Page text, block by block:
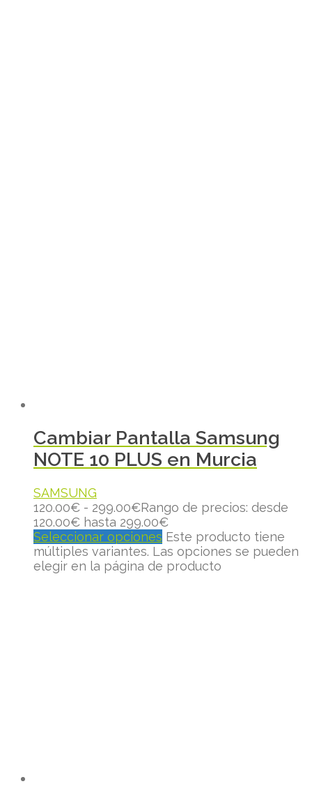
Cambiar Pantalla Samsung
NOTE 10 PLUS en Murcia
SAMSUNG
120.00€ - 299.00€Rango de precios: desde
120.00€ hasta 299.00€
Seleccionar opciones Este producto tiene
múltiples variantes. Las opciones se pueden
elegir en la página de producto